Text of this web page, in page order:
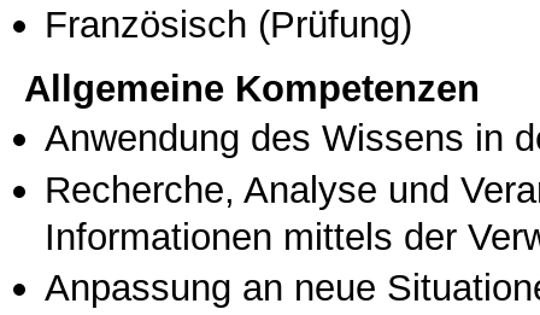
Französisch (Prüfung)
Allgemeine Kompetenzen
Anwendung des Wissens in
Recherche, Analyse und
Informationen mittels der
Anpassung an neue